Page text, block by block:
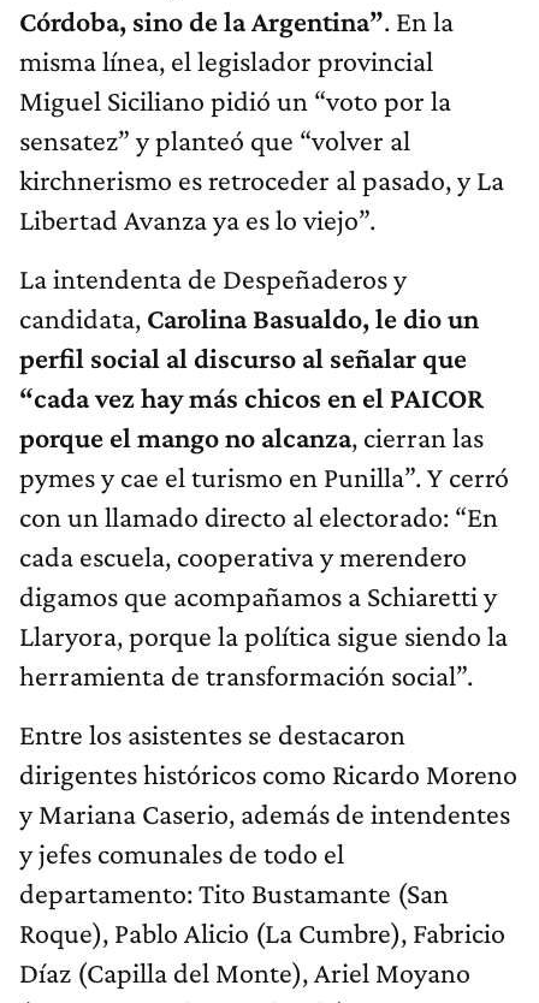
Córdoba, sino de la Argentina”. En la
misma línea, el legislador provincial
Miguel Siciliano pidió un “voto por la
sensatez” y planteó que “volver al
kirchnerismo es retroceder al pasado, y La
Libertad Avanza ya es lo viejo”.
La intendenta de Despeñaderos y
candidata, Carolina Basualdo, le dio un
perfil social al discurso al señalar que
“cada vez hay más chicos en el PAICOR
porque el mango no alcanza, cierran las
pymes y cae el turismo en Punilla”. Y cerró
con un llamado directo al electorado: “En
cada escuela, cooperativa y merendero
digamos que acompañamos a Schiaretti y
Llaryora, porque la política sigue siendo la
herramienta de transformación social”.
Entre los asistentes se destacaron
dirigentes históricos como Ricardo Moreno
y Mariana Caserio, además de intendentes
y jefes comunales de todo el
departamento: Tito Bustamante (San
Roque), Pablo Alicio (La Cumbre), Fabricio
Díaz (Capilla del Monte), Ariel Moyano